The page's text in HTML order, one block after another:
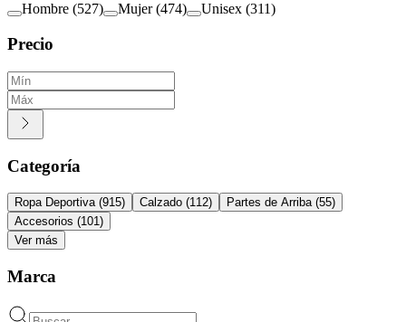
Hombre (527) Mujer (474) Unisex (311)
Precio
Categoría
Ropa Deportiva (915) Calzado (112) Partes de Arriba (55)
Accesorios (101)
Ver más
Marca